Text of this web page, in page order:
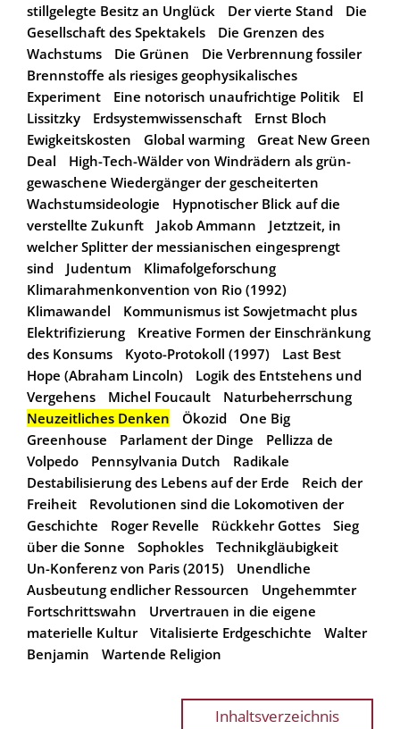
stillgelegte Besitz an Unglück
Der vierte Stand
Die
Gesellschaft des Spektakels
Die Grenzen des
Wachstums
Die Grünen
Die Verbrennung fossiler
Brennstoffe als riesiges geophysikalisches
Experiment
Eine notorisch unaufrichtige Politik
El
Lissitzky
Erdsystemwissenschaft
Ernst Bloch
Ewigkeitskosten
Global warming
Great New Green
Deal
High-Tech-Wälder von Windrädern als grün-
gewaschene Wiedergänger der gescheiterten
Wachstumsideologie
Hypnotischer Blick auf die
verstellte Zukunft
Jakob Ammann
Jetztzeit, in
welcher Splitter der messianischen eingesprengt
sind
Judentum
Klimafolgeforschung
Klimarahmenkonvention von Rio (1992)
Klimawandel
Kommunismus ist Sowjetmacht plus
Elektrifizierung
Kreative Formen der Einschränkung
des Konsums
Kyoto-Protokoll (1997)
Last Best
Hope (Abraham Lincoln)
Logik des Entstehens und
Vergehens
Michel Foucault
Naturbeherrschung
Neuzeitliches Denken
Ökozid
One Big
Greenhouse
Parlament der Dinge
Pellizza de
Volpedo
Pennsylvania Dutch
Radikale
Destabilisierung des Lebens auf der Erde
Reich der
Freiheit
Revolutionen sind die Lokomotiven der
Geschichte
Roger Revelle Rückkehr Gottes
Sieg
über die Sonne
Sophokles
Technikgläubigkeit
Un-Konferenz von Paris (2015)
Unendliche
Ausbeutung endlicher Ressourcen
Ungehemmter
Fortschrittswahn
Urvertrauen in die eigene
materielle Kultur
Vitalisierte Erdgeschichte
Walter
Benjamin
Wartende Religion
Inhaltsverzeichnis